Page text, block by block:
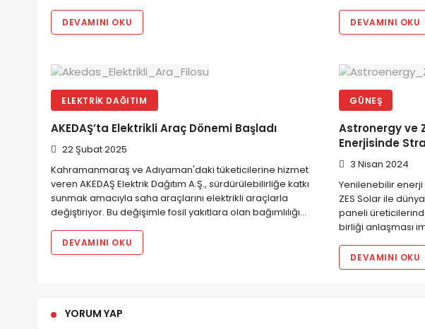
DEVAMINI OKU DEVAMINI OKU
ELEKTRIK DAĞITIM
AKEDAŞ’ta Elektrikli Araç Dönemi Başladı
22 Şubat 2025
Kahramanmaraş ve Adıyaman'daki tüketicilerine hizmet
veren AKEDAŞ Elektrik Dağıtım A.Ş., sürdürülebilirliğe katkı
sunmak amacıyla saha araçlarını elektrikli araçlarla
değiştiriyor. Bu değişimle fosil yakıtlara olan bağımlılığı…
DEVAMINI OKU
GÜNEŞ
Astronergy ve
Enerjisinde
3 Nisan 2024
Yenilenebilir
ZES Solar ile
paneli
birliği anlaşması
DEVAMINI OKU
YORUM YAP